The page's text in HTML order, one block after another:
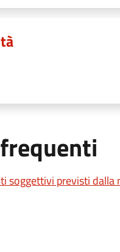
soggettivi previsti